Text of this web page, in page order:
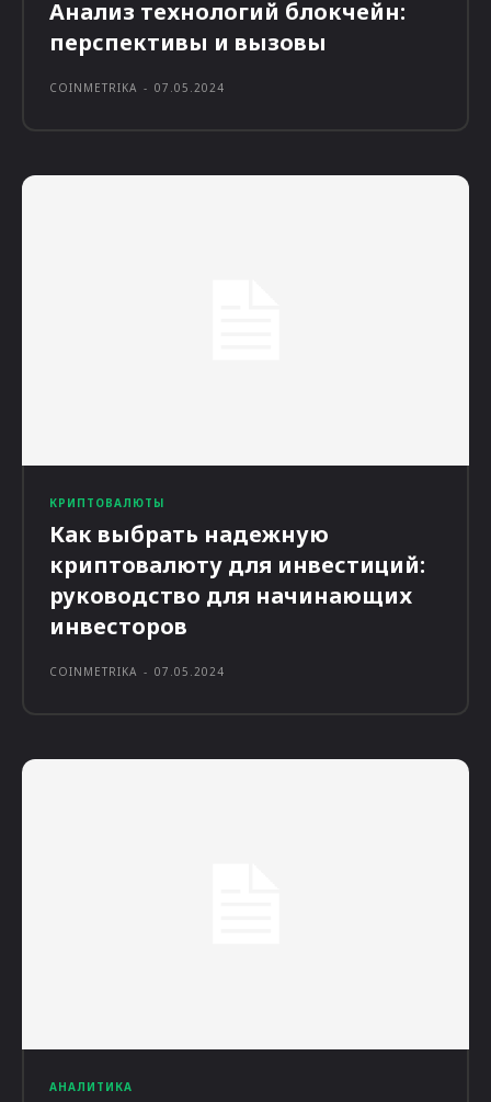
Анализ технологий блокчейн:
перспективы и вызовы
COINMETRIKA - 07.05.2024
КРИПТОВАЛЮТЫ
Как выбрать надежную
криптовалюту для инвестиций:
руководство для начинающих
инвесторов
COINMETRIKA - 07.05.2024
АНАЛИТИКА